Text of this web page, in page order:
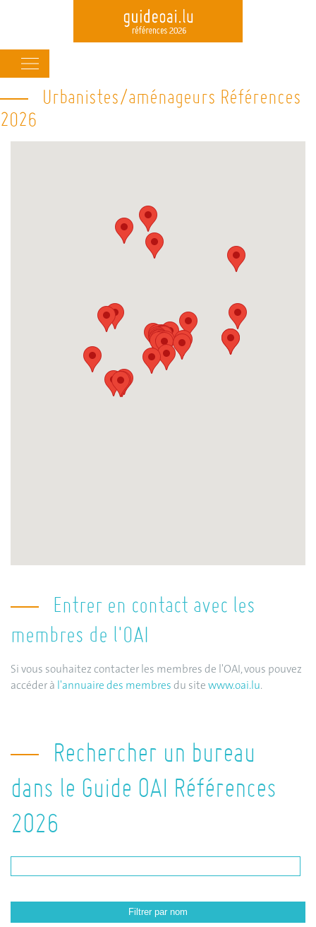
Skip
to
content
navigation
Urbanistes/aménageurs Références
2026
Entrer en contact avec les
membres de l'OAI
Si vous souhaitez contacter les membres de l'OAI, vous pouvez
accéder à l'annuaire des membres du site www.oai.lu.
Rechercher un bureau
dans le Guide OAI Références
2026